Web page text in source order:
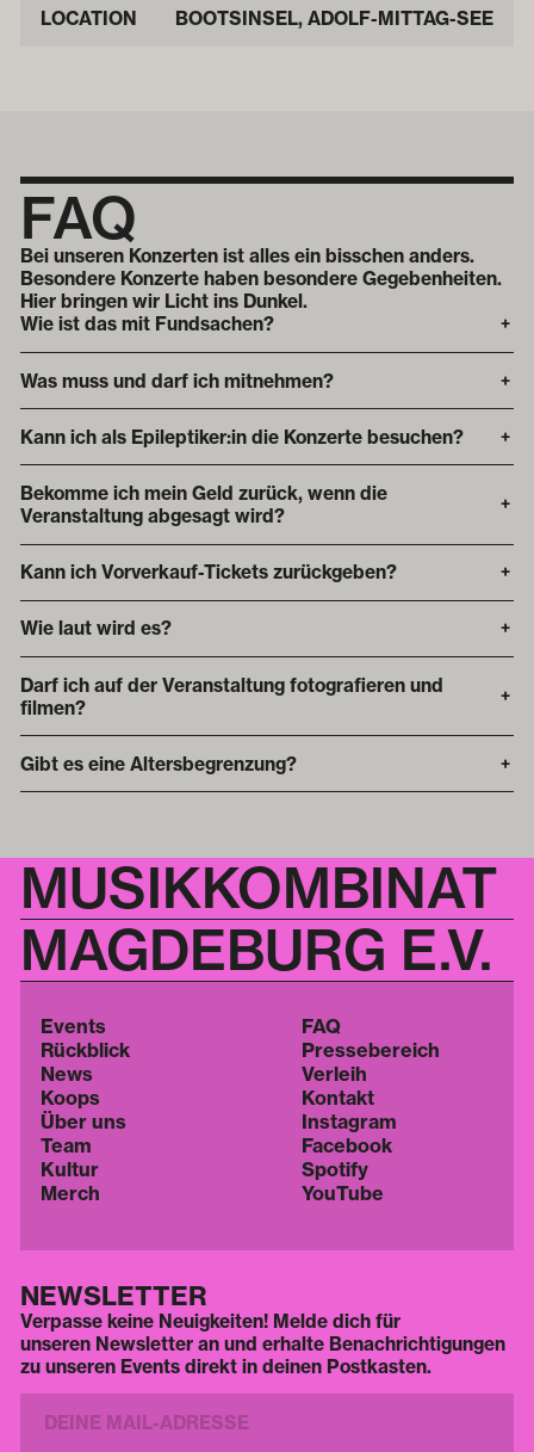
LOCATION BOOTSINSEL, ADOLF-MITTAG-SEE
FAQ
Bei unseren Konzerten ist alles ein bisschen anders.
Besondere Konzerte haben besondere Gegebenheiten.
Hier bringen wir Licht ins Dunkel.
Wie ist das mit Fundsachen?
+
Was muss und darf ich mitnehmen? +
Kann ich als Epileptiker:in die Konzerte besuchen? +
Bekomme ich mein Geld zurück, wenn die
Veranstaltung abgesagt wird?
+
Kann ich Vorverkauf-Tickets zurückgeben? +
Wie laut wird es? +
Darf ich auf der Veranstaltung fotografieren und
filmen?
+
Gibt es eine Altersbegrenzung? +
MUSIKKOMBINAT
MAGDEBURG E.V.
Events
Rückblick
News
Koops
Über uns
Team
Kultur
Merch
FAQ
Pressebereich
Verleih
Kontakt
Instagram
Facebook
Spotify
YouTube
NEWSLETTER
Verpasse keine Neuigkeiten! Melde dich für
unseren Newsletter an und erhalte Benachrichtigungen
zu unseren Events direkt in deinen Postkasten.